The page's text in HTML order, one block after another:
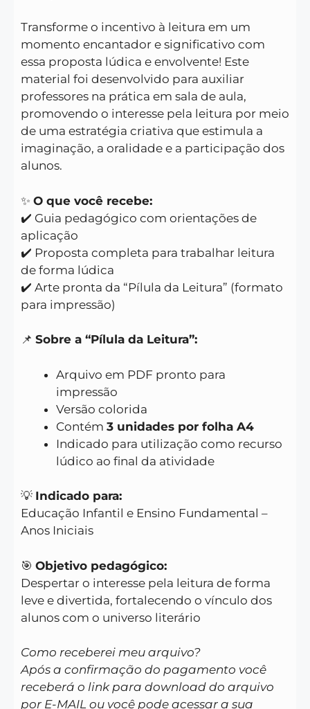
Transforme o incentivo à leitura em um
momento encantador e significativo com
essa proposta lúdica e envolvente! Este
material foi desenvolvido para auxiliar
professores na prática em sala de aula,
promovendo o interesse pela leitura por meio
de uma estratégia criativa que estimula a
imaginação, a oralidade e a participação dos
alunos.
✨ O que você recebe:
✔️ Guia pedagógico com orientações de
aplicação
✔️ Proposta completa para trabalhar leitura
de forma lúdica
✔️ Arte pronta da “Pílula da Leitura” (formato
para impressão)
📌 Sobre a “Pílula da Leitura”:
Arquivo em PDF pronto para
impressão
Versão colorida
Contém 3 unidades por folha A4
Indicado para utilização como recurso
lúdico ao final da atividade
💡 Indicado para:
Educação Infantil e Ensino Fundamental –
Anos Iniciais
🎯 Objetivo pedagógico:
Despertar o interesse pela leitura de forma
leve e divertida, fortalecendo o vínculo dos
alunos com o universo literário
Como receberei meu arquivo?
Após a confirmação do pagamento você
receberá o link para download do arquivo
por E-MAIL ou você pode acessar a sua